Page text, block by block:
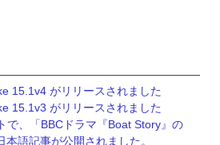
15.1v4 がリリースされました
15.1v3 がリリースされました
で、「BBCドラマ『Boat Story』の
語記事が公開されました。